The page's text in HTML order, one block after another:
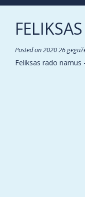
FELIKSAS
Posted on2020 26
Feliksas rado